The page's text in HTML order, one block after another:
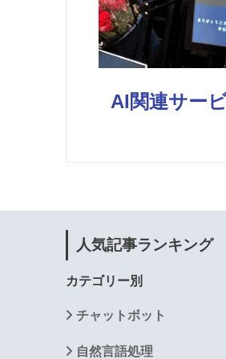
AI関連サー
人気記事ランキング
カテゴリー別
チャットボット
自然言語処理